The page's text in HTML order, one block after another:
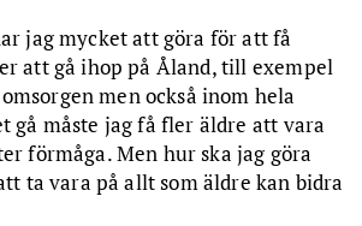
jag mycket att göra för att få
att gå ihop på Åland, till exempel
men också inom hela
gå måste jag få fler äldre att vara
förmåga. Men hur ska jag göra
ta vara på allt som äldre kan bidra